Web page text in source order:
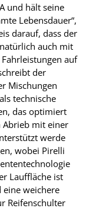
und hält seine
Lebensdauer“,
darauf, dass der
auch mit
auf
der
Mischungen
technische
das optimiert
Abrieb mit einer
werde
wobei Pirelli
Lauffläche ist
weichere
Reifenschulter